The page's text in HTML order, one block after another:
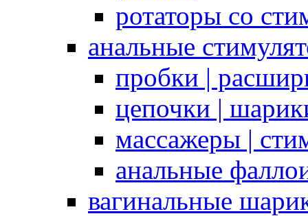
ротаторы со
анальные
пробки |
цепочки |
массажеры |
анальные
вагинальные